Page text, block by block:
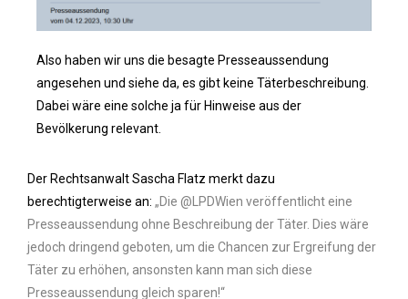
Also haben wir uns die besagte Presseaussendung
angesehen und siehe da, es gibt keine Täterbeschreibung.
Dabei wäre eine solche ja für Hinweise aus der
Bevölkerung relevant.
Der Rechtsanwalt Sascha Flatz merkt dazu
berechtigterweise an: „Die @LPDWien veröffentlicht eine
Presseaussendung ohne Beschreibung der Täter. Dies wäre
jedoch dringend geboten, um die Chancen zur Ergreifung der
Täter zu erhöhen, ansonsten kann man sich diese
Presseaussendung gleich sparen!“